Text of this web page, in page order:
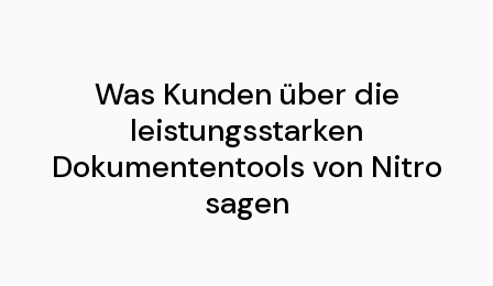
Was Kunden über die
leistungsstarken
Dokumententools von Nitro
sagen